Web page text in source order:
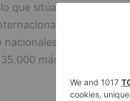
que sitúa a la capital
de la
En cifras, la
más que en 2016,